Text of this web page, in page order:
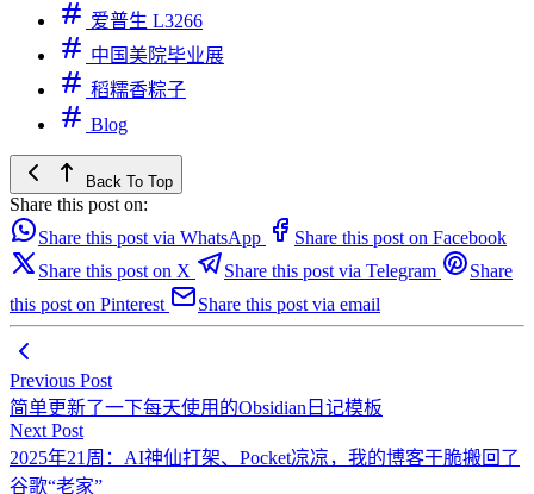
爱普生 L3266
中国美院毕业展
稻糯香粽子
Blog
Back To Top
Share this post on:
Share this post via WhatsApp
Share this post on Facebook
Share this post on X
Share this post via Telegram
Share
this post on Pinterest
Share this post via email
Previous Post
简单更新了一下每天使用的Obsidian日记模板
Next Post
2025年21周：AI神仙打架、Pocket凉凉，我的博客干脆搬回了
谷歌“老家”